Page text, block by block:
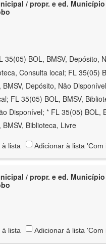
/ propr. e ed.
35(05) BOL, BMSV, Depósito,
Consulta local; FL 35(05)
Depósito, Não
FL 35(05) BOL, BMSV,
Disponível; * FL 35(05) BOL,
Biblioteca, Livre
à lista Adicionar à lista 'Com
/ propr. e ed.
à lista Adicionar à lista 'Com